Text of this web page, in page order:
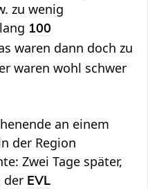
zu wenig
100
waren dann doch zu
waren wohl schwer
an einem
der Region
Zwei Tage später,
der EVL